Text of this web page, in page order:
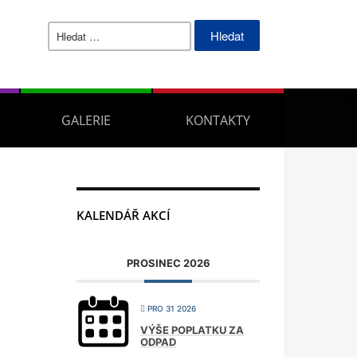
Vyhledávání
GALERIE KONTAKTY
KALENDÁŘ AKCÍ
PROSINEC 2026
PRO 31 2026
VÝŠE POPLATKU ZA
ODPAD